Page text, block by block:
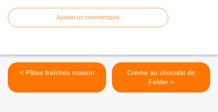
Ajouter un commentaire
< Pâtes fraîches maison
Crème au chocolat de
Felder >